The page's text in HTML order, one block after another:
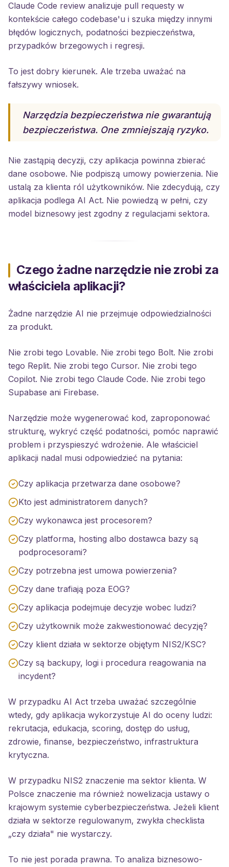
Claude Code review analizuje pull requesty w
kontekście całego codebase'u i szuka między innymi
błędów logicznych, podatności bezpieczeństwa,
przypadków brzegowych i regresji.
To jest dobry kierunek. Ale trzeba uważać na
fałszywy wniosek.
Narzędzia bezpieczeństwa nie gwarantują
bezpieczeństwa. One zmniejszają ryzyko.
Nie zastąpią decyzji, czy aplikacja powinna zbierać
dane osobowe. Nie podpiszą umowy powierzenia. Nie
ustalą za klienta ról użytkowników. Nie zdecydują, czy
aplikacja podlega AI Act. Nie powiedzą w pełni, czy
model biznesowy jest zgodny z regulacjami sektora.
Czego żadne narzędzie nie zrobi za
właściciela aplikacji?
Żadne narzędzie AI nie przejmuje odpowiedzialności
za produkt.
Nie zrobi tego Lovable. Nie zrobi tego Bolt. Nie zrobi
tego Replit. Nie zrobi tego Cursor. Nie zrobi tego
Copilot. Nie zrobi tego Claude Code. Nie zrobi tego
Supabase ani Firebase.
Narzędzie może wygenerować kod, zaproponować
strukturę, wykryć część podatności, pomóc naprawić
problem i przyspieszyć wdrożenie. Ale właściciel
aplikacji nadal musi odpowiedzieć na pytania:
Czy aplikacja przetwarza dane osobowe?
Kto jest administratorem danych?
Czy wykonawca jest procesorem?
Czy platforma, hosting albo dostawca bazy są
podprocesorami?
Czy potrzebna jest umowa powierzenia?
Czy dane trafiają poza EOG?
Czy aplikacja podejmuje decyzje wobec ludzi?
Czy użytkownik może zakwestionować decyzję?
Czy klient działa w sektorze objętym NIS2/KSC?
Czy są backupy, logi i procedura reagowania na
incydent?
W przypadku AI Act trzeba uważać szczególnie
wtedy, gdy aplikacja wykorzystuje AI do oceny ludzi:
rekrutacja, edukacja, scoring, dostęp do usług,
zdrowie, finanse, bezpieczeństwo, infrastruktura
krytyczna.
W przypadku NIS2 znaczenie ma sektor klienta. W
Polsce znaczenie ma również nowelizacja ustawy o
krajowym systemie cyberbezpieczeństwa. Jeżeli klient
działa w sektorze regulowanym, zwykła checklista
„czy działa" nie wystarczy.
To nie jest porada prawna. To analiza biznesowo-